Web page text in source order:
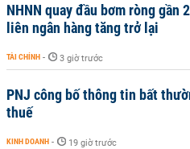
NHNN quay đầu bơm ròng gần
liên ngân hàng tăng trở lại
TÀI CHÍNH - 3 giờ trước
PNJ công bố thông tin bất
thuế
KINH DOANH - 19 giờ trước